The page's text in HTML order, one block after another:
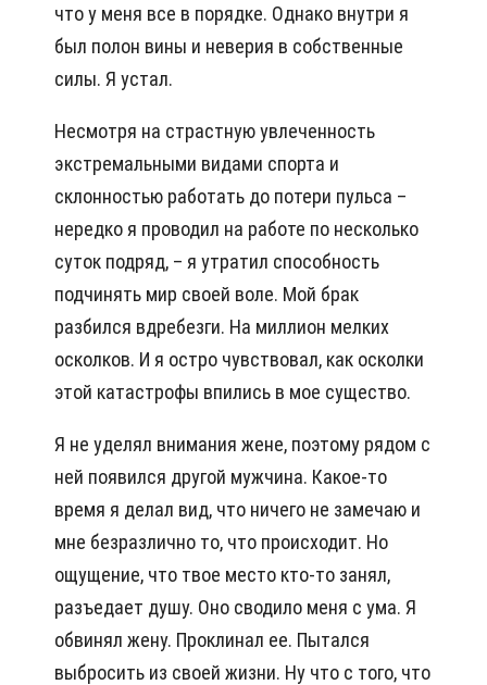
что у меня все в порядке. Однако внутри я
был полон вины и неверия в собственные
силы. Я устал.
Несмотря на страстную увлеченность
экстремальными видами спорта и
склонностью работать до потери пульса –
нередко я проводил на работе по несколько
суток подряд, – я утратил способность
подчинять мир своей воле. Мой брак
разбился вдребезги. На миллион мелких
осколков. И я остро чувствовал, как осколки
этой катастрофы впились в мое существо.
Я не уделял внимания жене, поэтому рядом с
ней появился другой мужчина. Какое-то
время я делал вид, что ничего не замечаю и
мне безразлично то, что происходит. Но
ощущение, что твое место кто-то занял,
разъедает душу. Оно сводило меня с ума. Я
обвинял жену. Проклинал ее. Пытался
выбросить из своей жизни. Ну что с того, что